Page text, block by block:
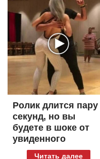
Ролик длится пару
секунд, но вы
будете в шоке от
увиденного
Читать далее